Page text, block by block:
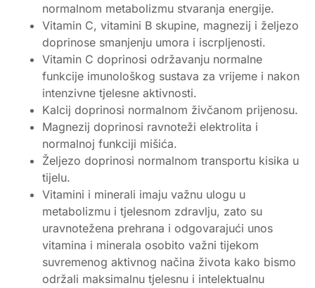
normalnom metabolizmu stvaranja energije.
Vitamin C, vitamini B skupine, magnezij i željezo
doprinose smanjenju umora i iscrpljenosti.
Vitamin C doprinosi održavanju normalne
funkcije imunološkog sustava za vrijeme i nakon
intenzivne tjelesne aktivnosti.
Kalcij doprinosi normalnom živčanom prijenosu.
Magnezij doprinosi ravnoteži elektrolita i
normalnoj funkciji mišića.
Željezo doprinosi normalnom transportu kisika u
tijelu.
Vitamini i minerali imaju važnu ulogu u
metabolizmu i tjelesnom zdravlju, zato su
uravnotežena prehrana i odgovarajući unos
vitamina i minerala osobito važni tijekom
suvremenog aktivnog načina života kako bismo
održali maksimalnu tjelesnu i intelektualnu